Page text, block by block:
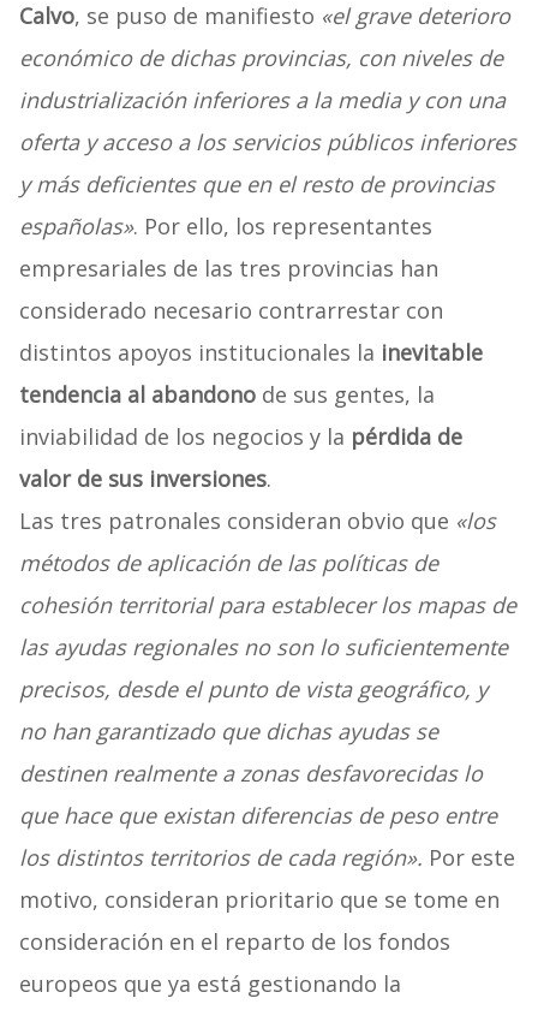
Calvo, se puso de manifiesto «el grave deterioro
económico de dichas provincias, con niveles de
industrialización inferiores a la media y con una
oferta y acceso a los servicios públicos inferiores
y más deficientes que en el resto de provincias
españolas». Por ello, los representantes
empresariales de las tres provincias han
considerado necesario contrarrestar con
distintos apoyos institucionales la inevitable
tendencia al abandonode sus gentes, la
inviabilidad de los negocios y la pérdida de
valor de sus inversiones.
Las tres patronales consideran obvio que «los
métodos de aplicación de las políticas de
cohesión territorial para establecer los mapas de
las ayudas regionales no son lo suficientemente
precisos, desde el punto de vista geográfico, y
no han garantizado que dichas ayudas se
destinen realmente a zonas desfavorecidas lo
que hace que existan diferencias de peso entre
los distintos territorios de cada región». Por este
motivo, consideran prioritario que se tome en
consideración en el reparto de los fondos
europeos que ya está gestionando la